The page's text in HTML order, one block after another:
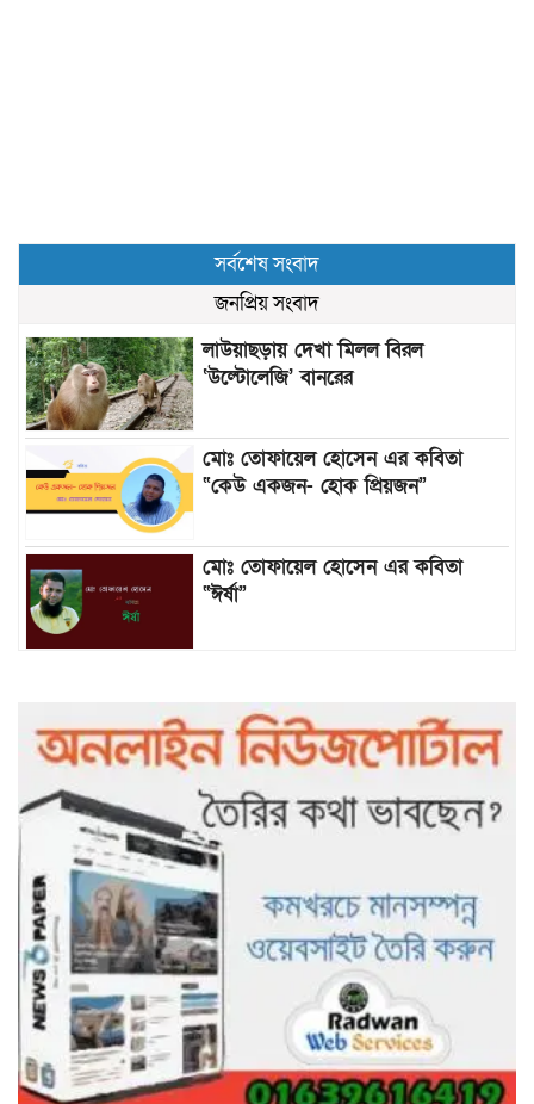
সর্বশেষ সংবাদ
জনপ্রিয় সংবাদ
লাউয়াছড়ায় দেখা মিলল বিরল
‘উল্টোলেজি’ বানরের
মোঃ তোফায়েল হোসেন এর কবিতা
“কেউ একজন- হোক প্রিয়জন”
মোঃ তোফায়েল হোসেন এর কবিতা
“ঈর্ষা”
আটকে পড়া ১০ পর্যটককে উদ্ধার করল
পুলিশ ও ফায়ার সার্ভিস
গাছ না কেটে আমাদের পুড়িয়ে মারলে
ভালো হতো’: বন বিভাগের নিষ্ঠুরতায়
নিঃস্ব কৃষক